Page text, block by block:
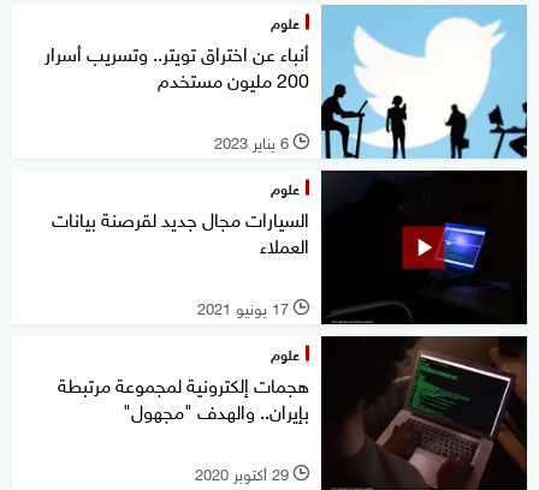
علوم
أنباء عن اختراق تويتر.. وتسريب أسرار
200 مليون مستخدم
l 6 يناير 2023
علوم
السيارات مجال جديد لقرصنة بيانات
العملاء
l 17 يونيو 2021
علوم
هجمات إلكترونية لمجموعة مرتبطة
بإيران.. والهدف "مجهول"
l 29 أكتوبر 2020